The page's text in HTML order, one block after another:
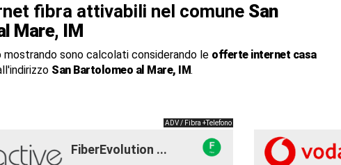
fibra attivabili nel comune San
Mare, IM
sono calcolati considerando le offerte internet casa
San Bartolomeo al Mare, IM.
ADV / Fibra +Telefono
FiberEvolution ...